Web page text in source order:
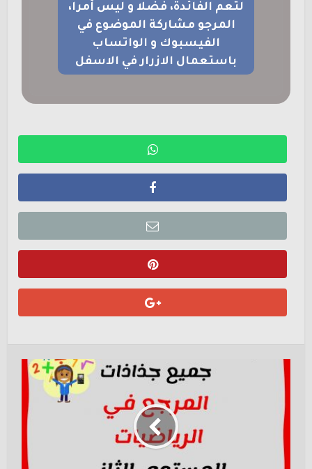
لتعم الفائدة، فضلا و ليس أمرا،
المرجو مشاركة الموضوع في
الفيسبوك و الواتساب
باستعمال الازرار في الاسفل